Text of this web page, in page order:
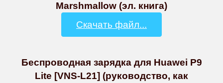
Marshmallow (эл. книга)
Скачать файл...
Беспроводная зарядка для Huawei P9
Lite [VNS-L21] (руководство, как